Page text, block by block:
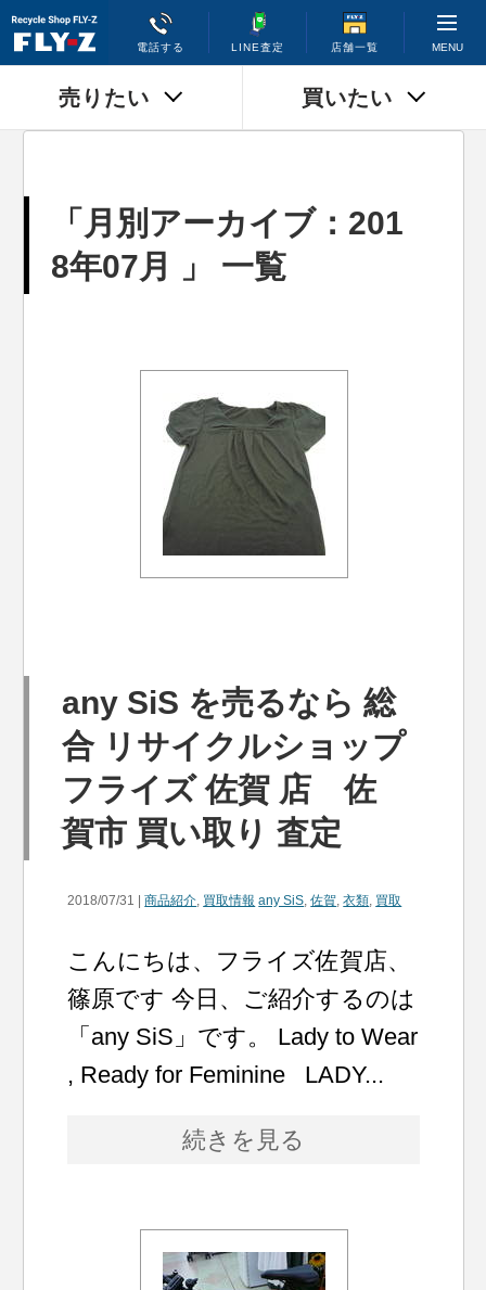
電話する LINE査定 店舗一覧 MENU
売りたい 買いたい
「月別アーカイブ：201
8年07月 」 一覧
any SiS を売るなら 総
合 リサイクルショップ
フライズ 佐賀 店 佐
賀市 買い取り 査定
2018/07/31 |商品紹介, 買取情報 any SiS,佐賀,衣類, 買取
こんにちは、フライズ佐賀店、
篠原です 今日、ご紹介するのは
「any SiS」です。 Lady to Wear
, Ready for Feminine LADY...
続きを見る